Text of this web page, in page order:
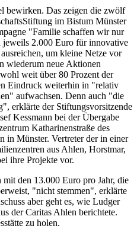
bewirken. Das zeigen die zwölf
im Bistum Münster
"Familie schaffen wir nur
jeweils 2.000 Euro für innovative
um kleine Netze vor
wiederum neue Aktionen
weit über 80 Prozent der
Eindruck weiterhin in "relativ
aufwachsen. Denn auch "die
erklärte der Stiftungsvorsitzende
Kessmann bei der Übergabe
Katharinenstraße des
in Münster. Vertreter der in einer
aus Ahlen, Horstmar,
ihre Projekte vor.
den 13.000 Euro pro Jahr, die
"nicht stemmen", erklärte
aber geht es, wie Ludger
der Caritas Ahlen berichtete.
zu holen.